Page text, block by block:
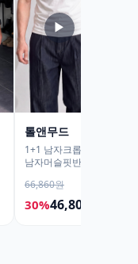
톨앤무드
1+1 남자크롭티 머슬핏반
남자머슬핏반팔티
66,860원
30%46,800원
▶